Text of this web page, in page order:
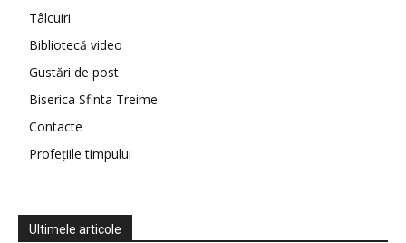
Tâlcuiri
Bibliotecă video
Gustări de post
Biserica Sfinta Treime
Contacte
Profețiile timpului
Ultimele articole